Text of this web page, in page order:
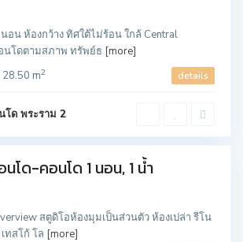
อน ห้องกว้าง ทิศใต้ไม่ร้อน ใกล้ Central
นโดตามสภาพ ทรัพย์ธ [more]
28.50 m2 details
โด พระราม 2
โด-คอนโด 1 นอน, 1 น้ำ
สตูดิโอห้องมุมเป็นส่วนตัว ห้องเปล่า รีโน
ทสโก้ โล [more]